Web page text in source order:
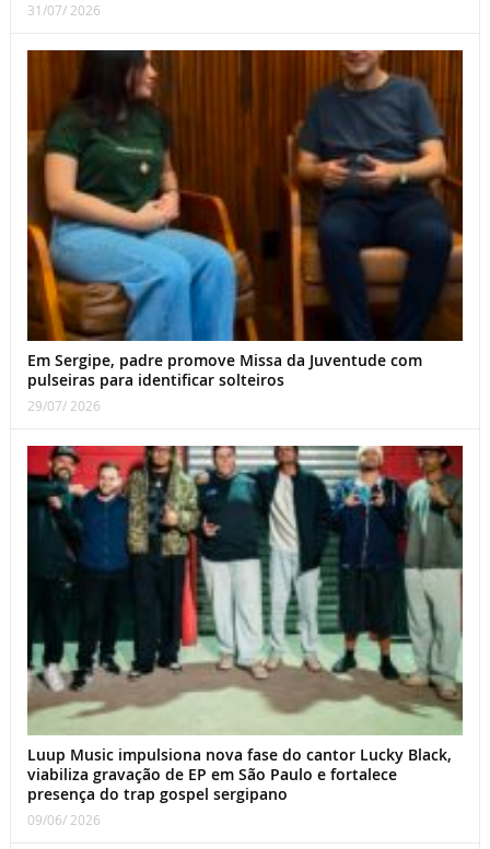
31/07/ 2026
Em Sergipe, padre promove Missa da Juventude com
pulseiras para identificar solteiros
29/07/ 2026
Luup Music impulsiona nova fase do cantor Lucky Black,
viabiliza gravação de EP em São Paulo e fortalece
presença do trap gospel sergipano
09/06/ 2026